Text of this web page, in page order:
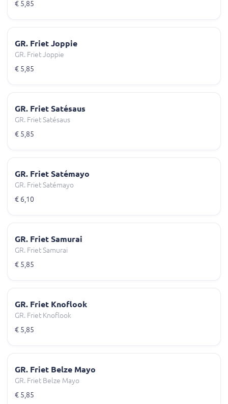
€ 5,85
GR. Friet Joppie
GR. Friet Joppie
€ 5,85
GR. Friet Satésaus
GR. Friet Satésaus
€ 5,85
GR. Friet Satémayo
GR. Friet Satémayo
€ 6,10
GR. Friet Samurai
GR. Friet Samurai
€ 5,85
GR. Friet Knoflook
GR. Friet Knoflook
€ 5,85
GR. Friet Belze Mayo
GR. Friet Belze Mayo
€ 5,85